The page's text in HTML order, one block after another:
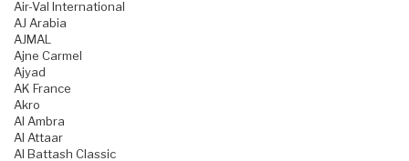
Air-Val International
AJ Arabia
AJMAL
Ajne Carmel
Ajyad
AK France
Akro
Al Ambra
Al Attaar
Al Battash Classic